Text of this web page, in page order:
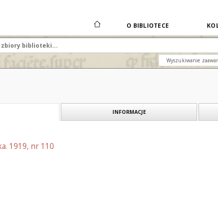
O BIBLIOTECE
Wyszukiwanie
INFORMACJE
1919, nr 110